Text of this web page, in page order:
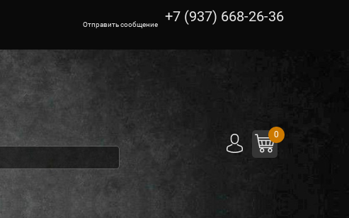
Отправить сообщение +7 (937) 668-26-36
0